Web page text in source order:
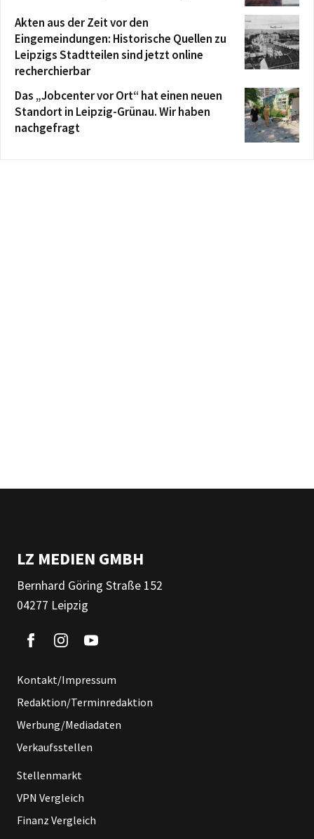
Akten aus der Zeit vor den
Eingemeindungen: Historische Quellen zu
Leipzigs Stadtteilen sind jetzt online
recherchierbar
Das „Jobcenter vor Ort“ hat einen neuen
Standort in Leipzig-Grünau. Wir haben
nachgefragt
LZ MEDIEN GMBH
Bernhard Göring Straße 152
04277 Leipzig
Kontakt/Impressum
Redaktion/Terminredaktion
Werbung/Mediadaten
Verkaufsstellen
Stellenmarkt
VPN Vergleich
Finanz Vergleich